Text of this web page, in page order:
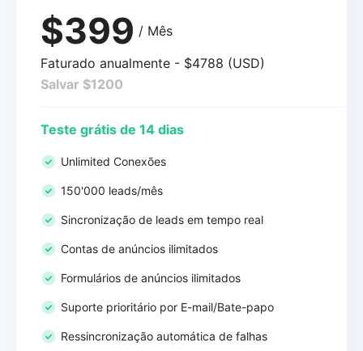
$399 / Mês
Faturado anualmente - $4788 (USD)
Salvar $1200
Teste grátis de 14 dias
Unlimited Conexões
150'000 leads/mês
Sincronização de leads em tempo real
Contas de anúncios ilimitados
Formulários de anúncios ilimitados
Suporte prioritário por E-mail/Bate-papo
Ressincronização automática de falhas